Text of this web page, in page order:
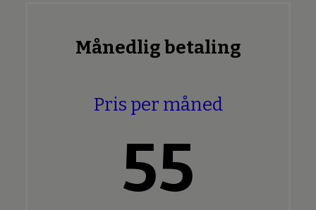
Månedlig betaling
Pris per måned
55